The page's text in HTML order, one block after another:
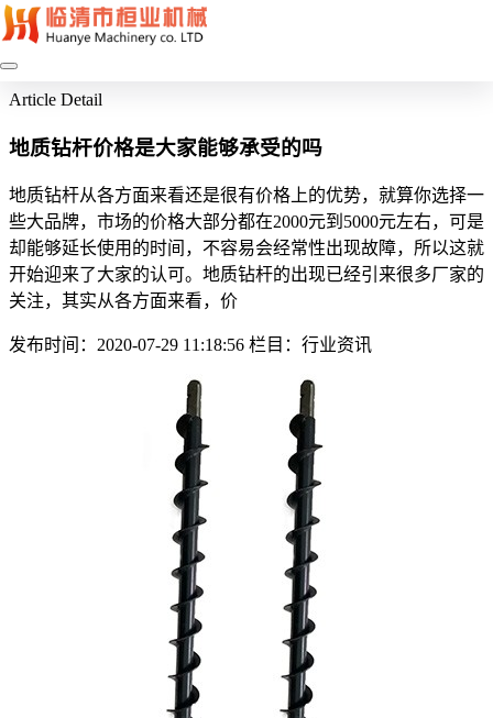
Article Detail
地质钻杆价格是大家能够承受的吗
地质钻杆从各方面来看还是很有价格上的优势，就算你选择一
些大品牌，市场的价格大部分都在2000元到5000元左右，可是
却能够延长使用的时间，不容易会经常性出现故障，所以这就
开始迎来了大家的认可。地质钻杆的出现已经引来很多厂家的
关注，其实从各方面来看，价
发布时间：2020-07-29 11:18:56 栏目：行业资讯